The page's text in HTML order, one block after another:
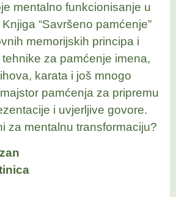
mentalno funkcionisanje u
“Savršeno pamćenje”
memorijskih principa i
za pamćenje imena,
karata i još mnogo
pamćenja za pripremu
i uvjerljive govore.
za mentalnu transformaciju?